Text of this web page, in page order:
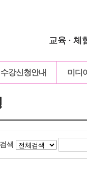
교육 · 체
수강신청안내 미디
색